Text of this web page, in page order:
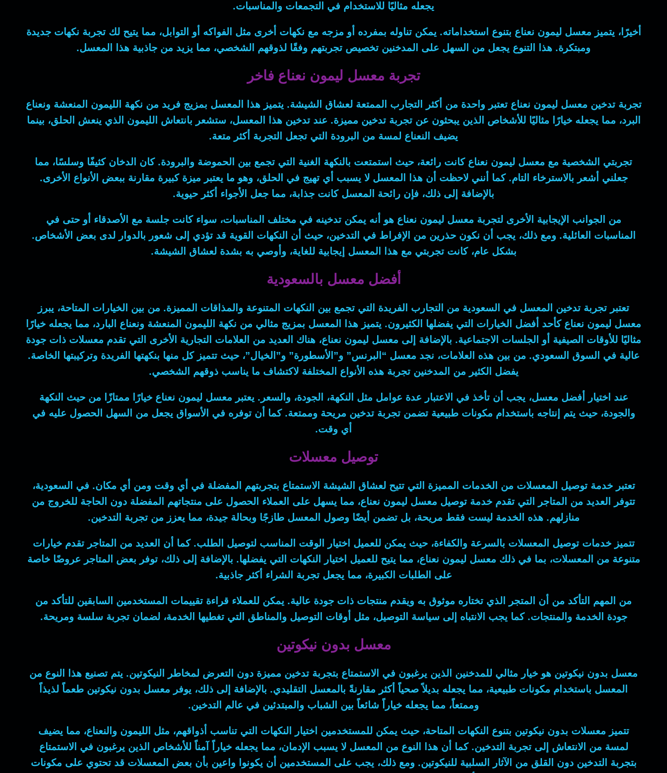
يجعله مثاليًا للاستخدام في التجمعات والمناسبات.
أخيرًا، يتميز معسل ليمون نعناع بتنوع استخداماته. يمكن تناوله بمفرده أو مزجه مع نكهات أخرى مثل الفواكه أو التوابل، مما يتيح لك تجربة نكهات جديدة
ومبتكرة. هذا التنوع يجعل من السهل على المدخنين تخصيص تجربتهم وفقًا لذوقهم الشخصي، مما يزيد من جاذبية هذا المعسل.
تجربة معسل ليمون نعناع فاخر
تجربة تدخين معسل ليمون نعناع تعتبر واحدة من أكثر التجارب الممتعة لعشاق الشيشة. يتميز هذا المعسل بمزيج فريد من نكهة الليمون المنعشة ونعناع
البرد، مما يجعله خيارًا مثاليًا للأشخاص الذين يبحثون عن تجربة تدخين مميزة. عند تدخين هذا المعسل، ستشعر بانتعاش الليمون الذي ينعش الحلق، بينما
يضيف النعناع لمسة من البرودة التي تجعل التجربة أكثر متعة.
تجربتي الشخصية مع معسل ليمون نعناع كانت رائعة، حيث استمتعت بالنكهة الغنية التي تجمع بين الحموضة والبرودة. كان الدخان كثيفًا وسلسًا، مما
جعلني أشعر بالاسترخاء التام. كما أنني لاحظت أن هذا المعسل لا يسبب أي تهيج في الحلق، وهو ما يعتبر ميزة كبيرة مقارنة ببعض الأنواع الأخرى.
بالإضافة إلى ذلك، فإن رائحة المعسل كانت جذابة، مما جعل الأجواء أكثر حيوية.
من الجوانب الإيجابية الأخرى لتجربة معسل ليمون نعناع هو أنه يمكن تدخينه في مختلف المناسبات، سواء كانت جلسة مع الأصدقاء أو حتى في
المناسبات العائلية. ومع ذلك، يجب أن نكون حذرين من الإفراط في التدخين، حيث أن النكهات القوية قد تؤدي إلى شعور بالدوار لدى بعض الأشخاص.
بشكل عام، كانت تجربتي مع هذا المعسل إيجابية للغاية، وأوصي به بشدة لعشاق الشيشة.
أفضل معسل بالسعودية
تعتبر تجربة تدخين المعسل في السعودية من التجارب الفريدة التي تجمع بين النكهات المتنوعة والمذاقات المميزة. من بين الخيارات المتاحة، يبرز
معسل ليمون نعناع كأحد أفضل الخيارات التي يفضلها الكثيرون. يتميز هذا المعسل بمزيج مثالي من نكهة الليمون المنعشة ونعناع البارد، مما يجعله خيارًا
مثاليًا للأوقات الصيفية أو الجلسات الاجتماعية. بالإضافة إلى معسل ليمون نعناع، هناك العديد من العلامات التجارية الأخرى التي تقدم معسلات ذات جودة
عالية في السوق السعودي. من بين هذه العلامات، نجد معسل “البرنس” و”الأسطورة” و”الخيال”، حيث تتميز كل منها بنكهتها الفريدة وتركيبتها الخاصة.
يفضل الكثير من المدخنين تجربة هذه الأنواع المختلفة لاكتشاف ما يناسب ذوقهم الشخصي.
عند اختيار أفضل معسل، يجب أن تأخذ في الاعتبار عدة عوامل مثل النكهة، الجودة، والسعر. يعتبر معسل ليمون نعناع خيارًا ممتازًا من حيث النكهة
والجودة، حيث يتم إنتاجه باستخدام مكونات طبيعية تضمن تجربة تدخين مريحة وممتعة. كما أن توفره في الأسواق يجعل من السهل الحصول عليه في
أي وقت.
توصيل معسلات
تعتبر خدمة توصيل المعسلات من الخدمات المميزة التي تتيح لعشاق الشيشة الاستمتاع بتجربتهم المفضلة في أي وقت ومن أي مكان. في السعودية،
تتوفر العديد من المتاجر التي تقدم خدمة توصيل معسل ليمون نعناع، مما يسهل على العملاء الحصول على منتجاتهم المفضلة دون الحاجة للخروج من
منازلهم. هذه الخدمة ليست فقط مريحة، بل تضمن أيضًا وصول المعسل طازجًا وبحالة جيدة، مما يعزز من تجربة التدخين.
تتميز خدمات توصيل المعسلات بالسرعة والكفاءة، حيث يمكن للعميل اختيار الوقت المناسب لتوصيل الطلب. كما أن العديد من المتاجر تقدم خيارات
متنوعة من المعسلات، بما في ذلك معسل ليمون نعناع، مما يتيح للعميل اختيار النكهات التي يفضلها. بالإضافة إلى ذلك، توفر بعض المتاجر عروضًا خاصة
على الطلبات الكبيرة، مما يجعل تجربة الشراء أكثر جاذبية.
من المهم التأكد من أن المتجر الذي تختاره موثوق به ويقدم منتجات ذات جودة عالية. يمكن للعملاء قراءة تقييمات المستخدمين السابقين للتأكد من
جودة الخدمة والمنتجات. كما يجب الانتباه إلى سياسة التوصيل، مثل أوقات التوصيل والمناطق التي تغطيها الخدمة، لضمان تجربة سلسة ومريحة.
معسل بدون نيكوتين
معسل بدون نيكوتين هو خيار مثالي للمدخنين الذين يرغبون في الاستمتاع بتجربة تدخين مميزة دون التعرض لمخاطر النيكوتين. يتم تصنيع هذا النوع من
المعسل باستخدام مكونات طبيعية، مما يجعله بديلاً صحياً أكثر مقارنةً بالمعسل التقليدي. بالإضافة إلى ذلك، يوفر معسل بدون نيكوتين طعماً لذيذاً
وممتعاً، مما يجعله خياراً شائعاً بين الشباب والمبتدئين في عالم التدخين.
تتميز معسلات بدون نيكوتين بتنوع النكهات المتاحة، حيث يمكن للمستخدمين اختيار النكهات التي تناسب أذواقهم، مثل الليمون والنعناع، مما يضيف
لمسة من الانتعاش إلى تجربة التدخين. كما أن هذا النوع من المعسل لا يسبب الإدمان، مما يجعله خياراً آمناً للأشخاص الذين يرغبون في الاستمتاع
بتجربة التدخين دون القلق من الآثار السلبية للنيكوتين. ومع ذلك، يجب على المستخدمين أن يكونوا واعين بأن بعض المعسلات قد تحتوي على مكونات